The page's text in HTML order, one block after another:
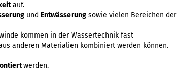
auf.
und Entwässerung sowie vielen Bereichen der
kommen in der Wassertechnik fast
anderen Materialien kombiniert werden können.
werden.